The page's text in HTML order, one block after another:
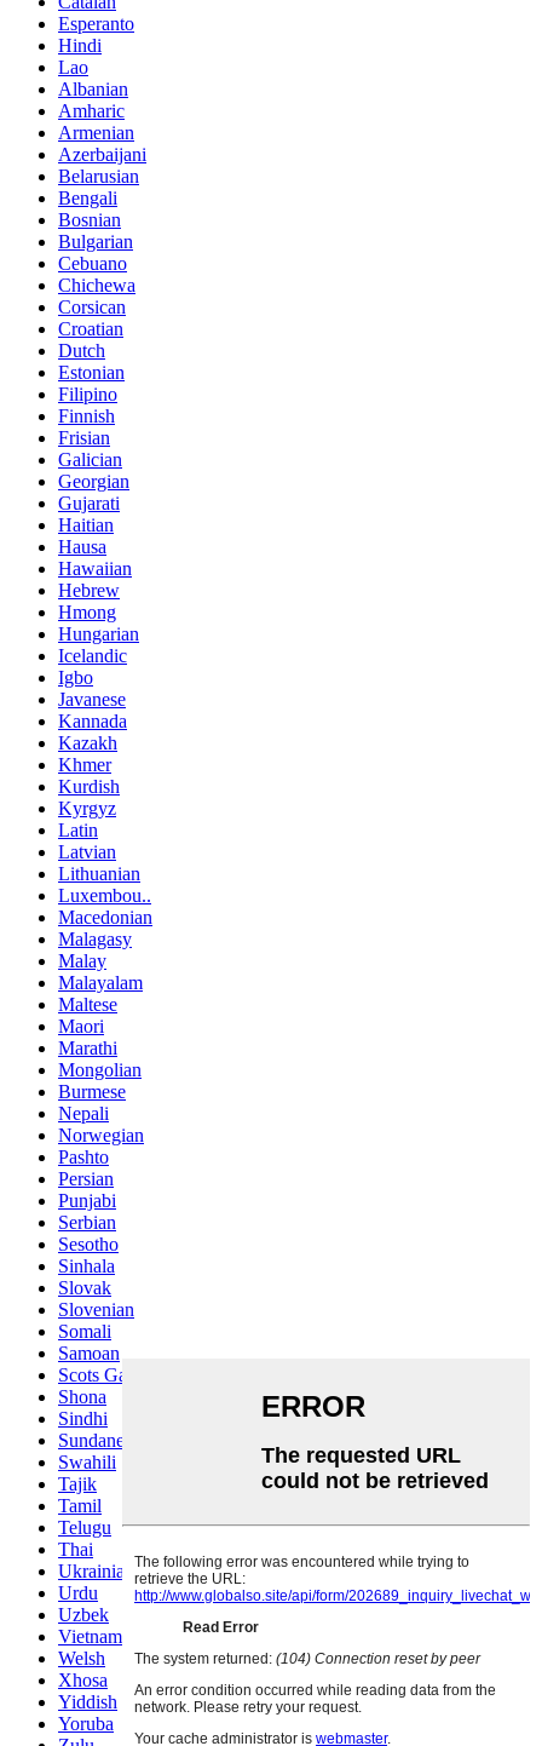
Esperanto
Hindi
Lao
Albanian
Amharic
Armenian
Azerbaijani
Belarusian
Bengali
Bosnian
Bulgarian
Cebuano
Chichewa
Corsican
Croatian
Dutch
Estonian
Filipino
Finnish
Frisian
Galician
Georgian
Gujarati
Haitian
Hausa
Hawaiian
Hebrew
Hmong
Hungarian
Icelandic
Igbo
Javanese
Kannada
Kazakh
Khmer
Kurdish
Kyrgyz
Latin
Latvian
Lithuanian
Luxembou..
Macedonian
Malagasy
Malay
Malayalam
Maltese
Maori
Marathi
Mongolian
Burmese
Nepali
Norwegian
Pashto
Persian
Punjabi
Serbian
Sesotho
Sinhala
Slovak
Slovenian
Somali
Samoan
Scots Gaelic
Shona
Sindhi
Sundanese
Swahili
Tajik
Tamil
Telugu
Thai
Ukrainian
Urdu
Uzbek
Vietnamese
Welsh
Xhosa
Yiddish
Yoruba